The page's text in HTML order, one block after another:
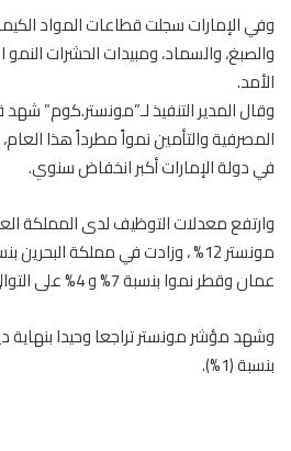
وفي الإمارات سجلت قطاعات المواد
والصبغ، والسماد، ومبيدات الحشرات النمو
الأمد.
وقال المدير التنفيذ لـ”مونستر.كوم”
المصرفية والتأمين نمواً مطرداً هذا
في دولة الإمارات أكبر انخفاض سنوي.
وارتفع معدلات التوظيف لدى المملكة
عمان وقطر نموا بنسبة 7% و 4% على التوالي .
بنسبة (1%).